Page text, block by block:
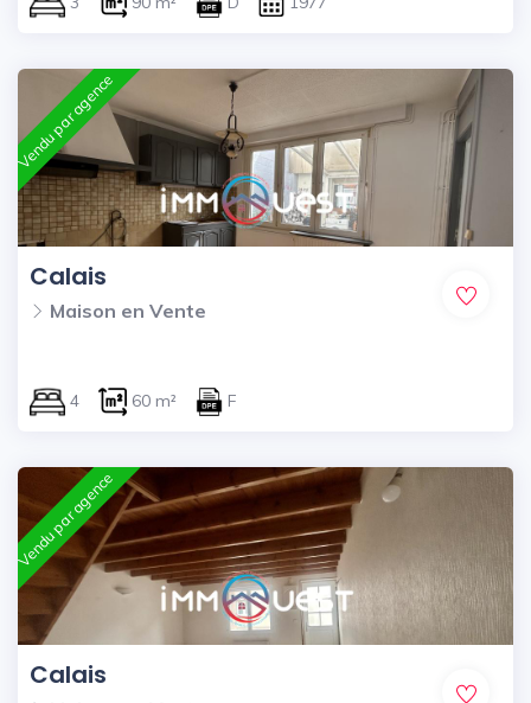
Vendu par agence
Calais
Maison en Vente
4 60 m² F
Vendu par agence
Calais